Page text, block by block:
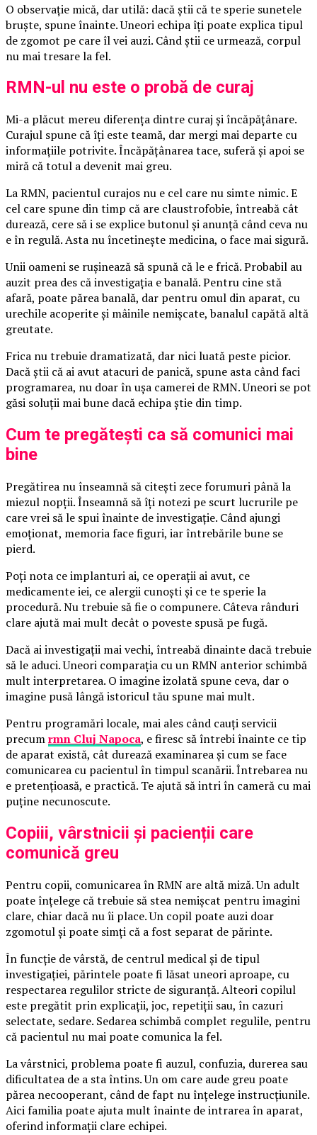
O observație mică, dar utilă: dacă știi că te sperie sunetele
bruște, spune înainte. Uneori echipa îți poate explica tipul
de zgomot pe care îl vei auzi. Când știi ce urmează, corpul
nu mai tresare la fel.
RMN-ul nu este o probă de curaj
Mi-a plăcut mereu diferența dintre curaj și încăpățânare.
Curajul spune că îți este teamă, dar mergi mai departe cu
informațiile potrivite. Încăpățânarea tace, suferă și apoi se
miră că totul a devenit mai greu.
La RMN, pacientul curajos nu e cel care nu simte nimic. E
cel care spune din timp că are claustrofobie, întreabă cât
durează, cere să i se explice butonul și anunță când ceva nu
e în regulă. Asta nu încetinește medicina, o face mai sigură.
Unii oameni se rușinează să spună că le e frică. Probabil au
auzit prea des că investigația e banală. Pentru cine stă
afară, poate părea banală, dar pentru omul din aparat, cu
urechile acoperite și mâinile nemișcate, banalul capătă altă
greutate.
Frica nu trebuie dramatizată, dar nici luată peste picior.
Dacă știi că ai avut atacuri de panică, spune asta când faci
programarea, nu doar în ușa camerei de RMN. Uneori se pot
găsi soluții mai bune dacă echipa știe din timp.
Cum te pregătești ca să comunici mai
bine
Pregătirea nu înseamnă să citești zece forumuri până la
miezul nopții. Înseamnă să îți notezi pe scurt lucrurile pe
care vrei să le spui înainte de investigație. Când ajungi
emoționat, memoria face figuri, iar întrebările bune se
pierd.
Poți nota ce implanturi ai, ce operații ai avut, ce
medicamente iei, ce alergii cunoști și ce te sperie la
procedură. Nu trebuie să fie o compunere. Câteva rânduri
clare ajută mai mult decât o poveste spusă pe fugă.
Dacă ai investigații mai vechi, întreabă dinainte dacă trebuie
să le aduci. Uneori comparația cu un RMN anterior schimbă
mult interpretarea. O imagine izolată spune ceva, dar o
imagine pusă lângă istoricul tău spune mai mult.
Pentru programări locale, mai ales când cauți servicii
precumrmn Cluj Napoca, e firesc să întrebi înainte ce tip
de aparat există, cât durează examinarea și cum se face
comunicarea cu pacientul în timpul scanării. Întrebarea nu
e pretențioasă, e practică. Te ajută să intri în cameră cu mai
puține necunoscute.
Copiii, vârstnicii și pacienții care
comunică greu
Pentru copii, comunicarea în RMN are altă miză. Un adult
poate înțelege că trebuie să stea nemișcat pentru imagini
clare, chiar dacă nu îi place. Un copil poate auzi doar
zgomotul și poate simți că a fost separat de părinte.
În funcție de vârstă, de centrul medical și de tipul
investigației, părintele poate fi lăsat uneori aproape, cu
respectarea regulilor stricte de siguranță. Alteori copilul
este pregătit prin explicații, joc, repetiții sau, în cazuri
selectate, sedare. Sedarea schimbă complet regulile, pentru
că pacientul nu mai poate comunica la fel.
La vârstnici, problema poate fi auzul, confuzia, durerea sau
dificultatea de a sta întins. Un om care aude greu poate
părea necooperant, când de fapt nu înțelege instrucțiunile.
Aici familia poate ajuta mult înainte de intrarea în aparat,
oferind informații clare echipei.